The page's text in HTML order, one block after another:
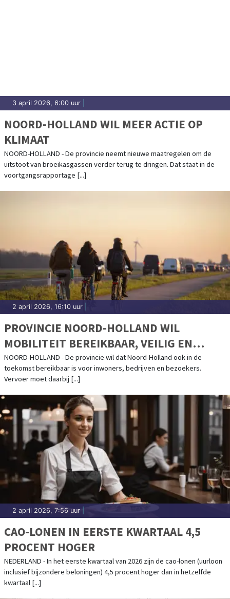
3 april 2026, 6:00 uur
NOORD-HOLLAND WIL MEER ACTIE OP
KLIMAAT
NOORD-HOLLAND - De provincie neemt nieuwe maatregelen om de
uitstoot van broeikasgassen verder terug te dringen. Dat staat in de
voortgangsrapportage [...]
2 april 2026, 16:10 uur
PROVINCIE NOORD-HOLLAND WIL
MOBILITEIT BEREIKBAAR, VEILIG EN
TOEGANKELIJK HOUDEN
NOORD-HOLLAND - De provincie wil dat Noord-Holland ook in de
toekomst bereikbaar is voor inwoners, bedrijven en bezoekers.
Vervoer moet daarbij [...]
2 april 2026, 7:56 uur
CAO-LONEN IN EERSTE KWARTAAL 4,5
PROCENT HOGER
NEDERLAND - In het eerste kwartaal van 2026 zijn de cao-lonen (uurloon
inclusief bijzondere beloningen) 4,5 procent hoger dan in hetzelfde
kwartaal [...]